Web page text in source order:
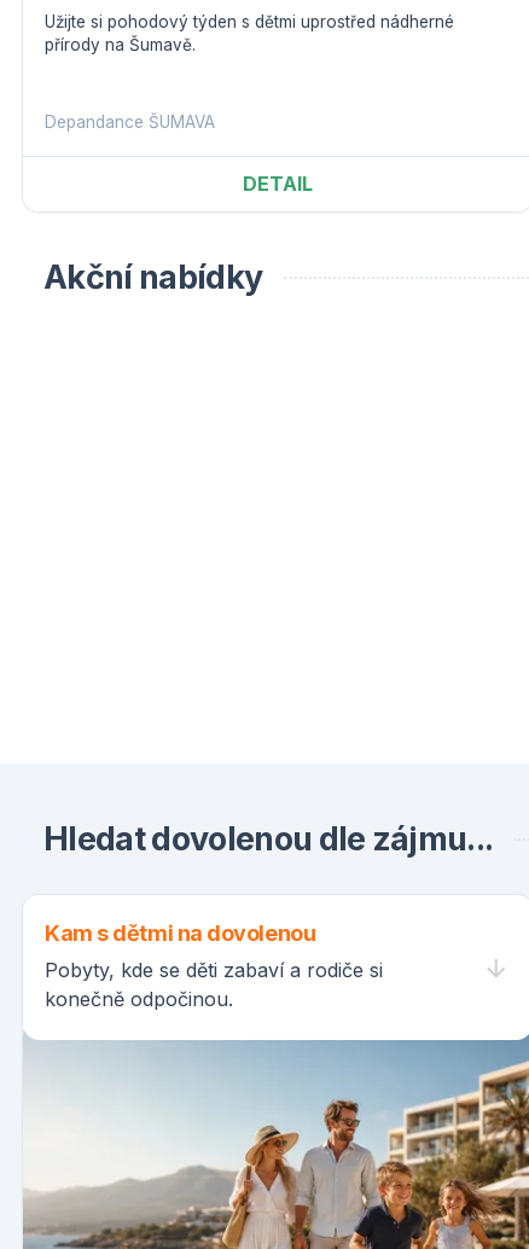
Užijte si pohodový týden s dětmi uprostřed nádherné
přírody na Šumavě.
Depandance ŠUMAVA
DETAIL
Akční nabídky
Hledat dovolenou dle zájmu...
Kam s dětmi na dovolenou
Pobyty, kde se děti zabaví a rodiče si
konečně odpočinou.